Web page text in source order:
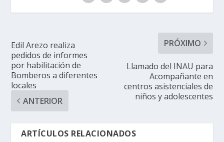
Edil Arezo realiza
pedidos de informes
por habilitación de
Bomberos a diferentes
locales
ANTERIOR
PRÓXIMO
Llamado del INAU para
Acompañante en
centros asistenciales de
niños y adolescentes
ARTÍCULOS RELACIONADOS